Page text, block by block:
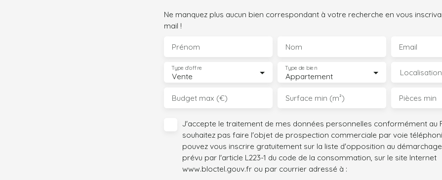
Ne manquez plus aucun bien correspondant à votre recherche en vous
mail !
Prénom Nom Email
Vente
Type d'offre
Appartement
Type de bien Localisation
Budget max (€) Surface min (m²) Pièces min
J'accepte le traitement de mes données personnelles conformément au
souhaitez pas faire l'objet de prospection commerciale par voie
pouvez vous inscrire gratuitement sur la liste d'opposition au
prévu par l'article L223-1 du code de la consommation, sur le site Internet
www.bloctel.gouv.fr ou par courrier adressé à :